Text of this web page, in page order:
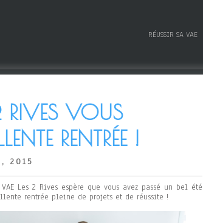
RÉUSSIR SA VAE
RIVES VOUS
RENTRÉE !
2015
Les 2 Rives espère que vous avez passé un bel été
rentrée pleine de projets et de réussite !